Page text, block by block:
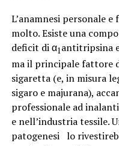
L’anamnesi personale
molto. Esiste una
deficit di α1antitripsina
ma il principale fattore
sigaretta (e, in misura
sigaro e majurana),
professionale ad
e nell’industria tessile.
patogenesi lo